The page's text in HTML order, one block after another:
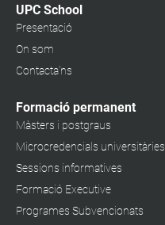
UPC School
Presentació
On som
Contacta'ns
Formació permanent
Màsters i postgraus
Microcredencials universitàries
Sessions informatives
Formació Executive
Programes Subvencionats